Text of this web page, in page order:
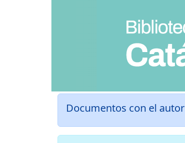
Documentos con el autor